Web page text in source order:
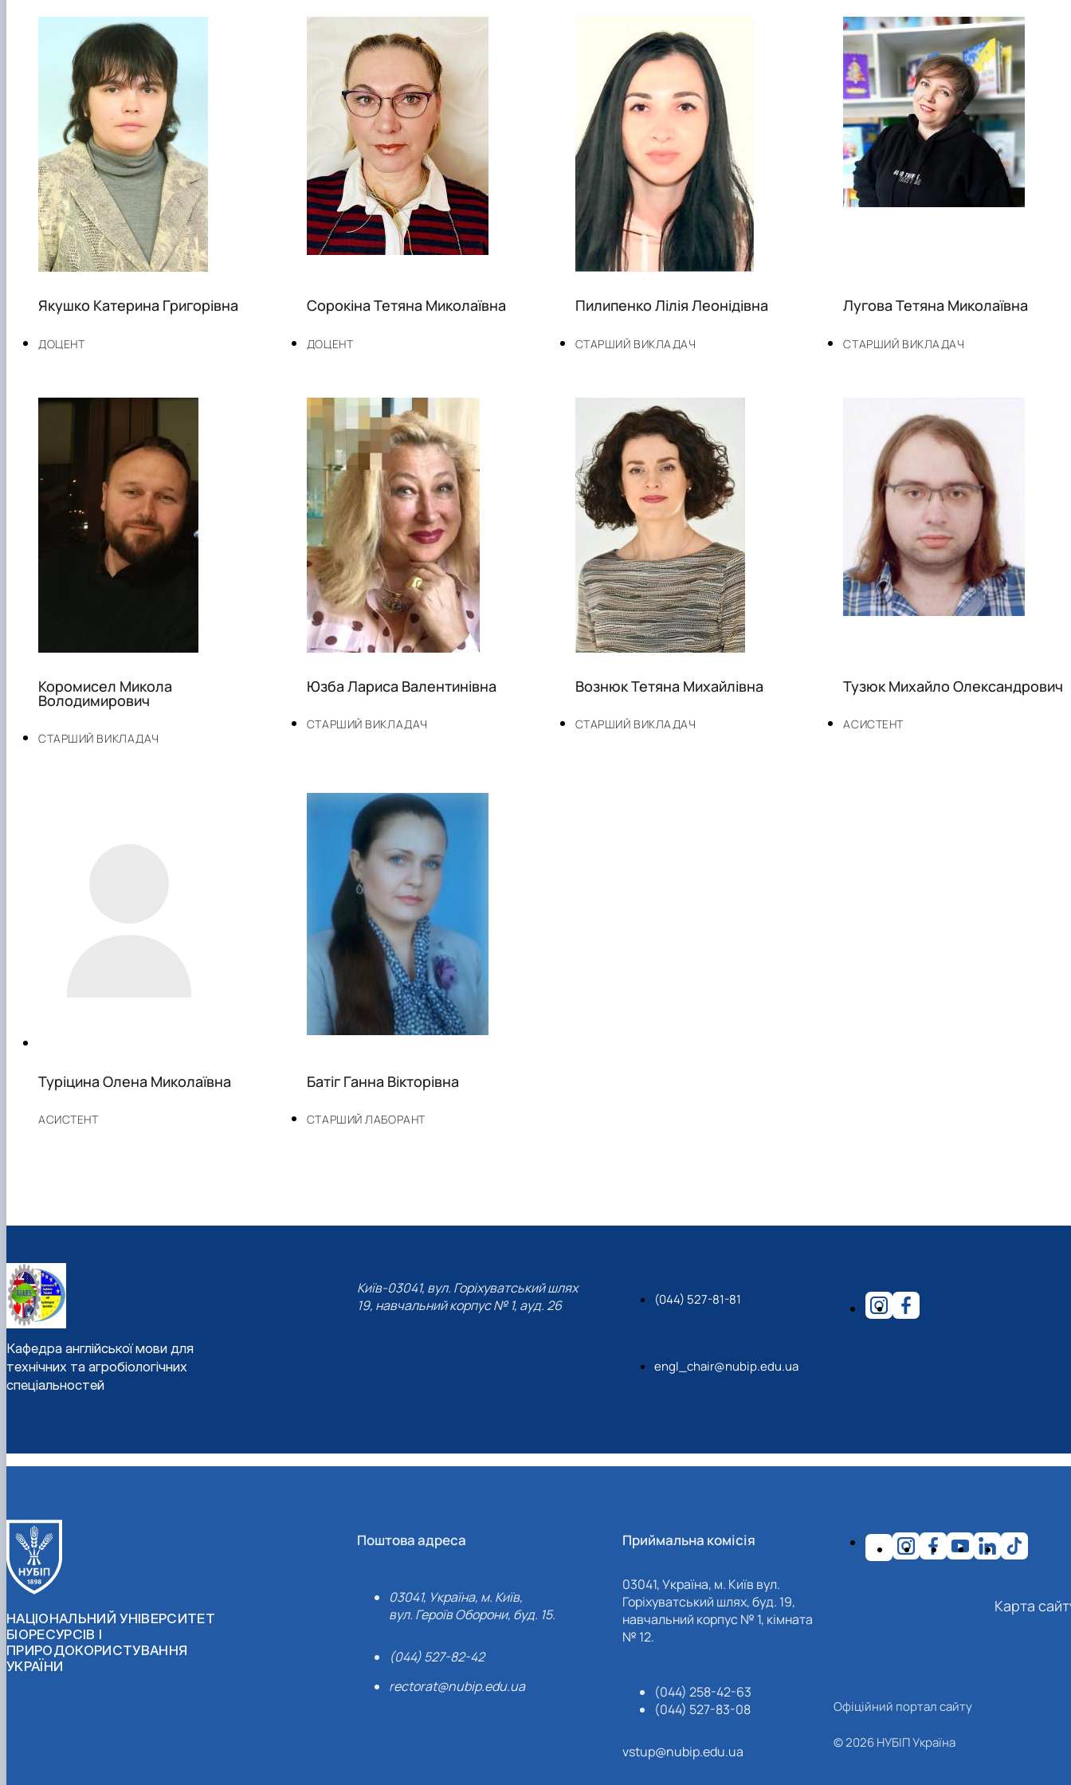
ДОЦЕНТ
Якушко Катерина Григорівна
ДОЦЕНТ
Сорокіна Тетяна Миколаївна
СТАРШИЙ ВИКЛАДАЧ
Пилипенко Лілія Леонідівна
СТАРШИЙ ВИКЛАДАЧ
Лугова Тетяна Миколаївна
СТАРШИЙ ВИКЛАДАЧ
Коромисел Микола
Володимирович
СТАРШИЙ ВИКЛАДАЧ
Юзба Лариса Валентинівна
СТАРШИЙ ВИКЛАДАЧ
Вознюк Тетяна Михайлівна
АСИСТЕНТ
Тузюк Михайло Олександрович
АСИСТЕНТ
Туріцина Олена Миколаївна
СТАРШИЙ ЛАБОРАНТ
Батіг Ганна Вікторівна
Кафедра англійської мови для
технічних та агробіологічних
спеціальностей
Київ-03041, вул. Горіхуватський шлях
19, навчальний корпус № 1, ауд. 26
(044) 527-81-81
engl_chair@nubip.edu.ua
НАЦІОНАЛЬНИЙ УНІВЕРСИТЕТ
БІОРЕСУРСІВ І
ПРИРОДОКОРИСТУВАННЯ
УКРАЇНИ
Поштова адреса
03041, Україна, м. Київ,
вул. Героїв Оборони, буд. 15.
(044) 527-82-42
rectorat@nubip.edu.ua
Приймальна комісія
03041, Україна, м. Київ вул.
Горіхуватський шлях, буд. 19,
навчальний корпус № 1, кімната
№ 12.
(044) 258-42-63
(044) 527-83-08
vstup@nubip.edu.ua
Карта
Офіційний портал сайту
© 2026 НУБІП Україна